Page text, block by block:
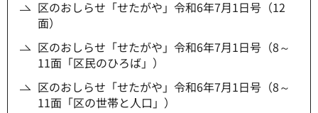
区のおしらせ「せたがや」令和6年7月1日号（12
面）
区のおしらせ「せたがや」令和6年7月1日号（8～
11面「区民のひろば」）
区のおしらせ「せたがや」令和6年7月1日号（8～
11面「区の世帯と人口」）